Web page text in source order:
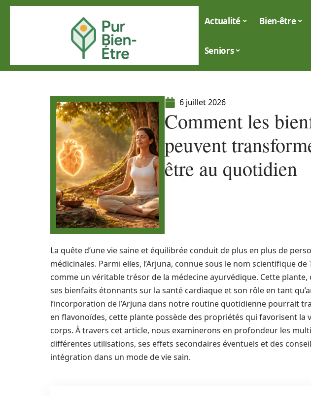
Actualité Bien-être
Seniors
6 juillet 2026
Comment les
peuvent
être au quotidien
La quête d’une vie saine et équilibrée conduit de plus en plus de
médicinales. Parmi elles, l’Arjuna, connue sous le nom scientifique de
comme un véritable trésor de la médecine ayurvédique. Cette
ses bienfaits étonnants sur la santé cardiaque et son rôle en tant
l’incorporation de l’Arjuna dans notre routine quotidienne pourrait
en flavonoïdes, cette plante possède des propriétés qui favorisent la
corps. À travers cet article, nous examinerons en profondeur les
différentes utilisations, ses effets secondaires éventuels et des
intégration dans un mode de vie sain.